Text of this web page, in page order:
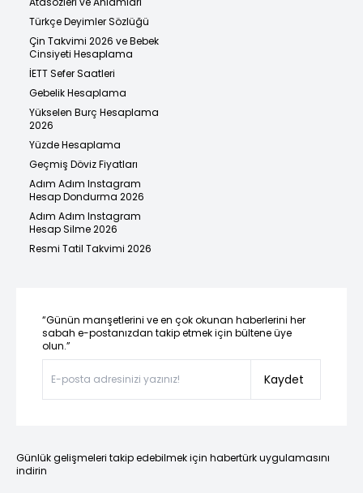
Türkçe Deyimler Sözlüğü
Çin Takvimi 2026 ve Bebek
Cinsiyeti Hesaplama
İETT Sefer Saatleri
Gebelik Hesaplama
Yükselen Burç Hesaplama
2026
Yüzde Hesaplama
Geçmiş Döviz Fiyatları
Adım Adım Instagram
Hesap Dondurma 2026
Adım Adım Instagram
Hesap Silme 2026
Resmi Tatil Takvimi 2026
“Günün manşetlerini ve en çok okunan haberlerini her
sabah e-postanızdan takip etmek için bültene üye
olun.”
Kaydet
Günlük gelişmeleri takip edebilmek için habertürk uygulamasını
indirin